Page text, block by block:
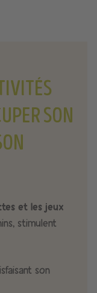
SON
et les jeux
stimulent
son